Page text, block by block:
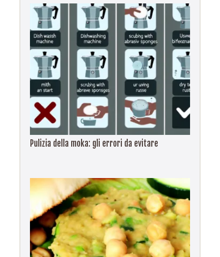
Pulizia della moka: gli errori da evitare